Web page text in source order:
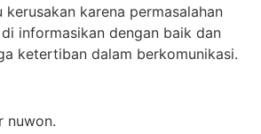
kerusakan karena permasalahan
informasikan dengan baik dan
ketertiban dalam berkomunikasi.
nuwon.